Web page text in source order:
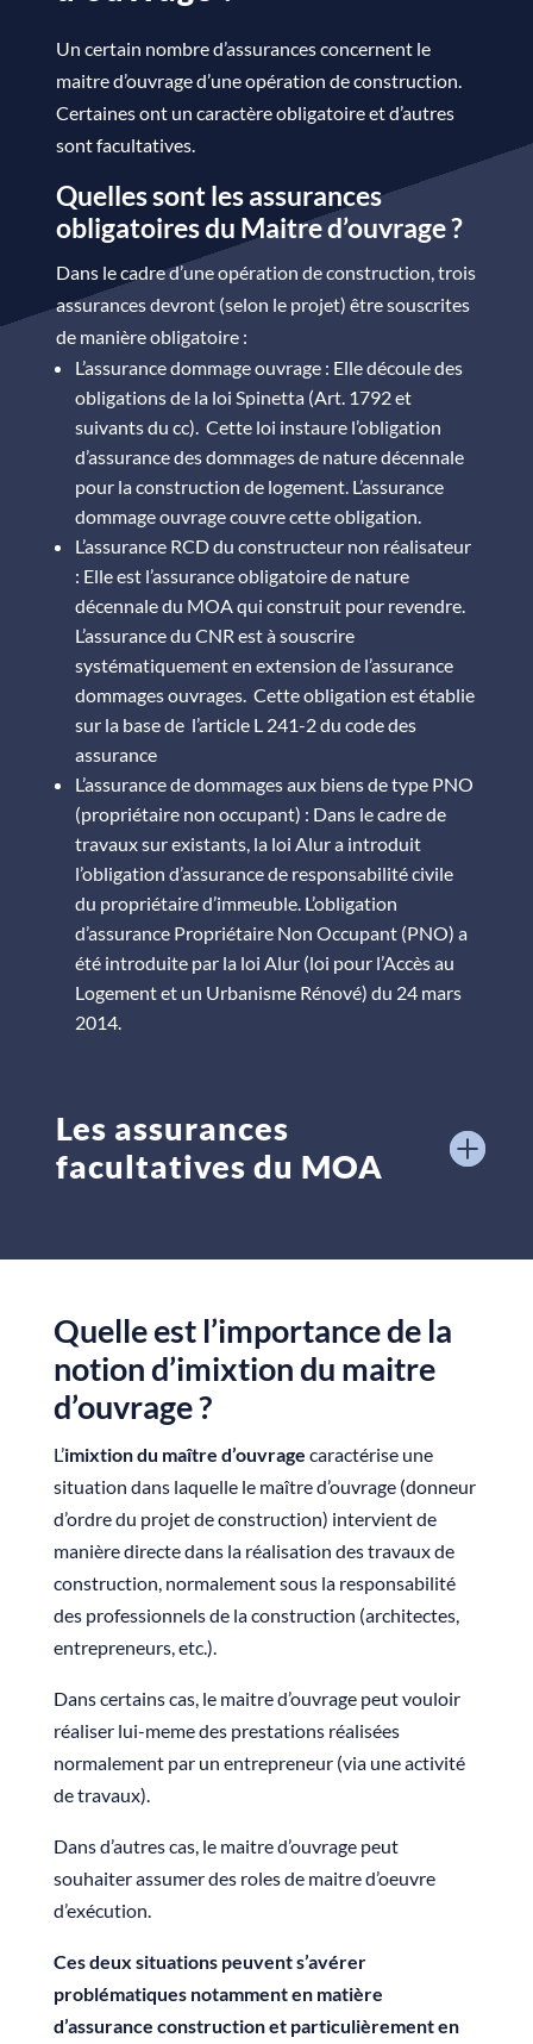
Un certain nombre d’assurances concernent le
maitre d’ouvrage d’une opération de construction.
Certaines ont un caractère obligatoire et d’autres
sont facultatives.
Quelles sont les assurances
obligatoires du Maitre d’ouvrage ?
Dans le cadre d’une opération de construction, trois
assurances devront (selon le projet) être souscrites
de manière obligatoire :
L’assurance dommage ouvrage : Elle découle des
obligations de la loi Spinetta(Art. 1792 et
suivants du cc). Cette loi instaure l’obligation
d’assurance des dommages de nature décennale
pour la construction de logement. L’assurance
dommage ouvrage couvre cette obligation.
L’assurance RCD du constructeur non réalisateur
: Elle est l’assurance obligatoire de nature
décennale du MOA qui construit pour revendre.
L’assurance du CNR est à souscrire
systématiquement en extension de l’assurance
dommages ouvrages. Cette obligation est établie
sur la base de l’article L 241-2 du code des
assurance
L’assurance de dommages aux biens de type PNO
(propriétaire non occupant) : Dans le cadre de
travaux sur existants, la loi Alur a introduit
l’obligation d’assurance de responsabilité civile
du propriétaire d’immeuble. L’obligation
d’assurance Propriétaire Non Occupant (PNO) a
été introduite par la loi Alur (loi pour l’Accès au
Logement et un Urbanisme Rénové) du 24 mars
2014.
Les assurances
facultatives du MOA
Quelle est l’importance de la
notion d’imixtion du maitre
d’ouvrage ?
L’imixtion du maître d’ouvrage caractérise une
situation dans laquelle le maître d’ouvrage (donneur
d’ordre du projet de construction) intervient de
manière directe dans la réalisation des travaux de
construction, normalement sous la responsabilité
des professionnels de la construction (architectes,
entrepreneurs, etc.).
Dans certains cas, le maitre d’ouvrage peut vouloir
réaliser lui-meme des prestations réalisées
normalement par un entrepreneur (via une activité
de travaux).
Dans d’autres cas, le maitre d’ouvrage peut
souhaiter assumer des roles de maitre d’oeuvre
d’exécution.
Ces deux situations peuvent s’avérer
problématiques notamment en matière
d’assurance construction et particulièrement en